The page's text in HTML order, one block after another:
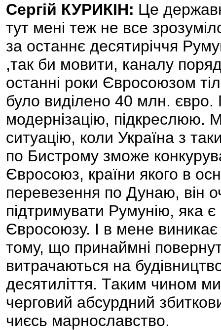
Сергій КУРИКІН: Це
тут мені теж не все
за останнє десятиріччя
,так би мовити, каналу
останні роки Євросоюзом
було виділено 40 млн.
модернізацію, підкреслюю.
ситуацію, коли Україна з
по Бистрому зможе
Євросоюз, країни якого в
перевезення по Дунаю, він
підтримувати Румунію, яка
Євросоюзу. І в мене виникає
тому, що принаймні
витрачаються на
десятиліття. Таким чином
черговий абсурдний
чиєсь марнославство.